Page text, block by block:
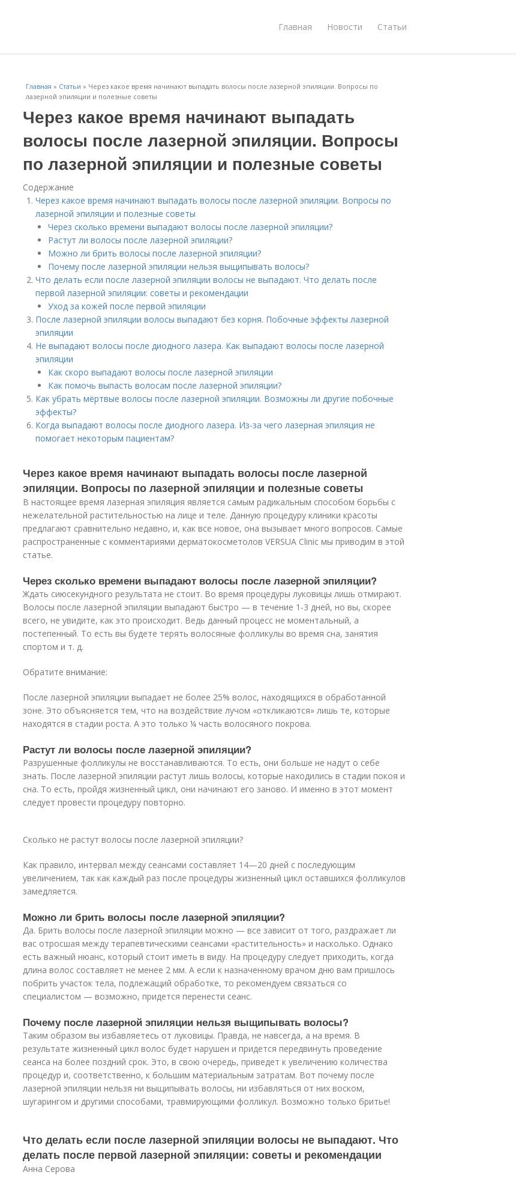
Главная Новости Статьи
Главная » Статьи » Через какое время начинают выпадать волосы после лазерной эпиляции. Вопросы по
лазерной эпиляции и полезные советы
Через какое время начинают выпадать
волосы после лазерной эпиляции. Вопросы
по лазерной эпиляции и полезные советы
Содержание
Через какое время начинают выпадать волосы после лазерной эпиляции. Вопросы по
лазерной эпиляции и полезные советы
Через сколько времени выпадают волосы после лазерной эпиляции?
Растут ли волосы после лазерной эпиляции?
Можно ли брить волосы после лазерной эпиляции?
Почему после лазерной эпиляции нельзя выщипывать волосы?
Что делать если после лазерной эпиляции волосы не выпадают. Что делать после
первой лазерной эпиляции: советы и рекомендации
Уход за кожей после первой эпиляции
После лазерной эпиляции волосы выпадают без корня. Побочные эффекты лазерной
эпиляции
Не выпадают волосы после диодного лазера. Как выпадают волосы после лазерной
эпиляции
Как скоро выпадают волосы после лазерной эпиляции
Как помочь выпасть волосам после лазерной эпиляции?
Как убрать мёртвые волосы после лазерной эпиляции. Возможны ли другие побочные
эффекты?
Когда выпадают волосы после диодного лазера. Из-за чего лазерная эпиляция не
помогает некоторым пациентам?
Через какое время начинают выпадать волосы после лазерной
эпиляции. Вопросы по лазерной эпиляции и полезные советы
В настоящее время лазерная эпиляция является самым радикальным способом борьбы с
нежелательной растительностью на лице и теле. Данную процедуру клиники красоты
предлагают сравнительно недавно, и, как все новое, она вызывает много вопросов. Самые
распространенные с комментариями дерматокосметолов VERSUA Clinic мы приводим в этой
статье.
Через сколько времени выпадают волосы после лазерной эпиляции?
Ждать сиюсекундного результата не стоит. Во время процедуры луковицы лишь отмирают.
Волосы после лазерной эпиляции выпадают быстро — в течение 1-3 дней, но вы, скорее
всего, не увидите, как это происходит. Ведь данный процесс не моментальный, а
постепенный. То есть вы будете терять волосяные фолликулы во время сна, занятия
спортом и т. д.
Обратите внимание:
После лазерной эпиляции выпадает не более 25% волос, находящихся в обработанной
зоне. Это объясняется тем, что на воздействие лучом «откликаются» лишь те, которые
находятся в стадии роста. А это только ¼ часть волосяного покрова.
Растут ли волосы после лазерной эпиляции?
Разрушенные фолликулы не восстанавливаются. То есть, они больше не надут о себе
знать. После лазерной эпиляции растут лишь волосы, которые находились в стадии покоя и
сна. То есть, пройдя жизненный цикл, они начинают его заново. И именно в этот момент
следует провести процедуру повторно.
Сколько не растут волосы после лазерной эпиляции?
Как правило, интервал между сеансами составляет 14—20 дней с последующим
увеличением, так как каждый раз после процедуры жизненный цикл оставшихся фолликулов
замедляется.
Можно ли брить волосы после лазерной эпиляции?
Да. Брить волосы после лазерной эпиляции можно — все зависит от того, раздражает ли
вас отросшая между терапевтическими сеансами «растительность» и насколько. Однако
есть важный нюанс, который стоит иметь в виду. На процедуру следует приходить, когда
длина волос составляет не менее 2 мм. А если к назначенному врачом дню вам пришлось
побрить участок тела, подлежащий обработке, то рекомендуем связаться со
специалистом — возможно, придется перенести сеанс.
Почему после лазерной эпиляции нельзя выщипывать волосы?
Таким образом вы избавляетесь от луковицы. Правда, не навсегда, а на время. В
результате жизненный цикл волос будет нарушен и придется передвинуть проведение
сеанса на более поздний срок. Это, в свою очередь, приведет к увеличению количества
процедур и, соответственно, к большим материальным затратам. Вот почему после
лазерной эпиляции нельзя ни выщипывать волосы, ни избавляться от них воском,
шугарингом и другими способами, травмирующими фолликул. Возможно только бритье!
Что делать если после лазерной эпиляции волосы не выпадают. Что
делать после первой лазерной эпиляции: советы и рекомендации
Анна Серова